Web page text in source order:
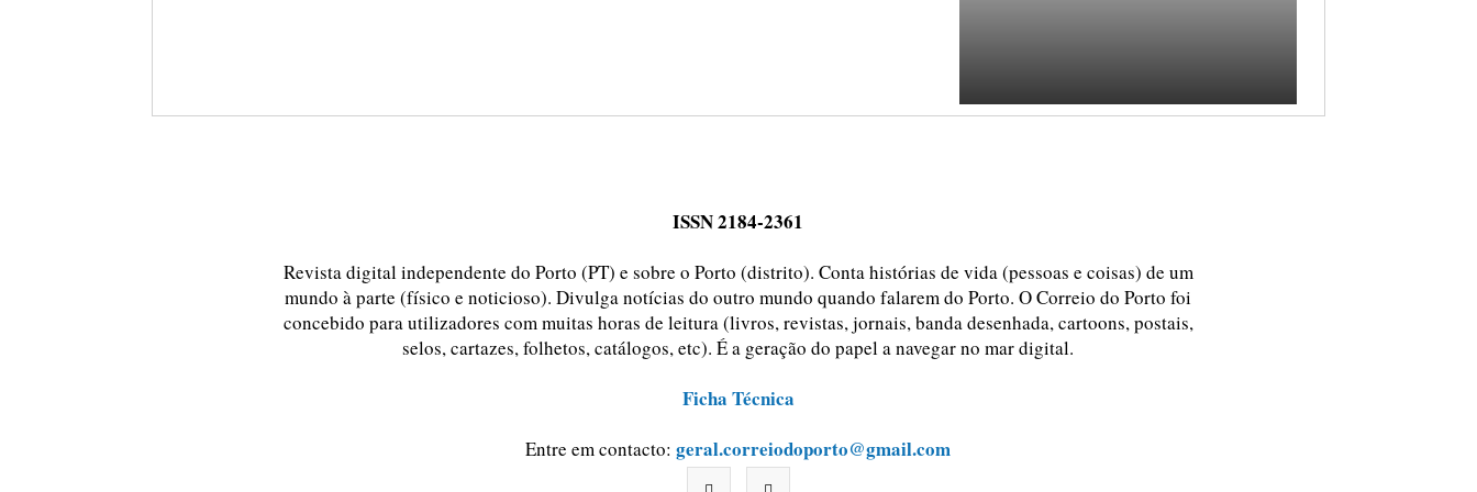
ISSN 2184-2361
Revista digital independente do Porto (PT) e sobre o Porto (distrito). Conta histórias de vida (pessoas e coisas) de um
mundo à parte (físico e noticioso). Divulga notícias do outro mundo quando falarem do Porto. O Correio do Porto foi
concebido para utilizadores com muitas horas de leitura (livros, revistas, jornais, banda desenhada, cartoons, postais,
selos, cartazes, folhetos, catálogos, etc). É a geração do papel a navegar no mar digital.
Ficha Técnica
Entre em contacto:geral.correiodoporto@gmail.com